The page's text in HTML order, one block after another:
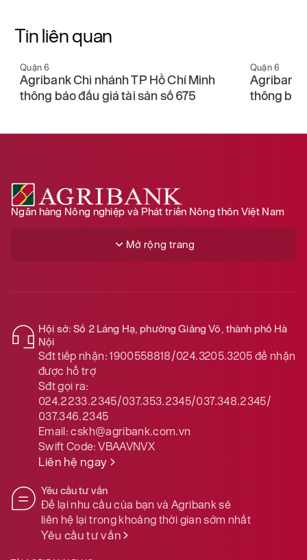
Tin liên quan
Quận 6
Agribank Chi nhánh TP Hồ Chí Minh
thông báo bán đấu giá tài sản số 1517
Quận 6
Agribank
Minh
Ngân hàng Nông nghiệp và Phát triển Nông thôn Việt Nam
Mở rộng trang
Hội sở: Số 2 Láng Hạ, phường Giảng Võ, thành phố Hà
Nội
Sđt tiếp nhận: 1900558818/024.3205.3205để nhận
được hỗ trợ
Sđt gọi ra:
024.2233.2345/037.353.2345/037.348.2345/
037.346.2345
Email:cskh@agribank.com.vn
Swift Code:VBAAVNVX
Liên hệ ngay
Yêu cầu tư vấn
Để lại nhu cầu của bạn và Agribank sẽ
liên hệ lại trong khoảng thời gian sớm nhất
Yêu cầu tư vấn